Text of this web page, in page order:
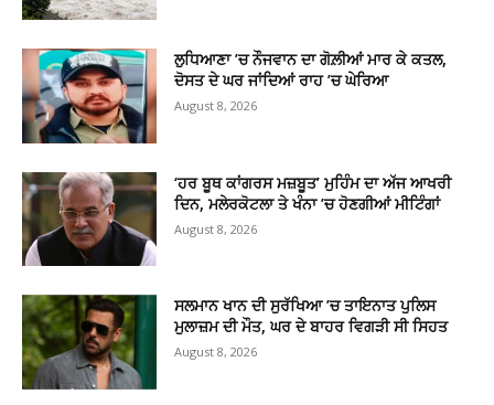
ਲੁਧਿਆਣਾ ’ਚ ਨੌਜਵਾਨ ਦਾ ਗੋਲ਼ੀਆਂ ਮਾਰ ਕੇ ਕਤਲ,
ਦੋਸਤ ਦੇ ਘਰ ਜਾਂਦਿਆਂ ਰਾਹ ’ਚ ਘੇਰਿਆ
August 8, 2026
‘ਹਰ ਬੂਥ ਕਾਂਗਰਸ ਮਜ਼ਬੂਤ’ ਮੁਹਿੰਮ ਦਾ ਅੱਜ ਆਖਰੀ
ਦਿਨ, ਮਲੇਰਕੋਟਲਾ ਤੇ ਖੰਨਾ ’ਚ ਹੋਣਗੀਆਂ ਮੀਟਿੰਗਾਂ
August 8, 2026
ਸਲਮਾਨ ਖਾਨ ਦੀ ਸੁਰੱਖਿਆ ’ਚ ਤਾਇਨਾਤ ਪੁਲਿਸ
ਮੁਲਾਜ਼ਮ ਦੀ ਮੌਤ, ਘਰ ਦੇ ਬਾਹਰ ਵਿਗੜੀ ਸੀ ਸਿਹਤ
August 8, 2026